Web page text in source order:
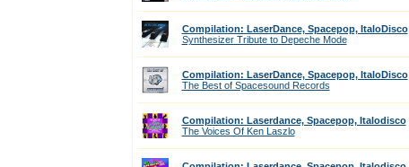
Compilation: LaserDance, Spacepop, ItaloDisco
Synthesizer Tribute to Depeche Mode
Compilation: LaserDance, Spacepop, ItaloDisco
The Best of Spacesound Records
Compilation: Laserdance, Spacepop, Italodisco
The Voices Of Ken Laszlo